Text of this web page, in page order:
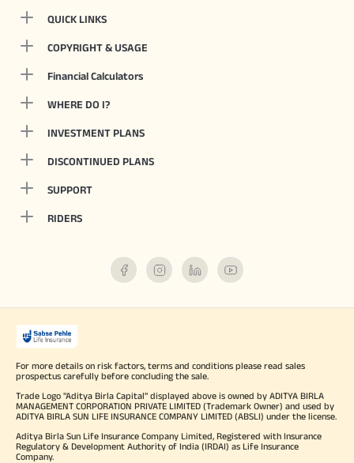
QUICK LINKS
COPYRIGHT & USAGE
Financial Calculators
WHERE DO I?
INVESTMENT PLANS
DISCONTINUED PLANS
SUPPORT
RIDERS
For more details on risk factors, terms and conditions please read sales
prospectus carefully before concluding the sale.
Trade Logo "Aditya Birla Capital" displayed above is owned by ADITYA BIRLA
MANAGEMENT CORPORATION PRIVATE LIMITED (Trademark Owner) and used by
ADITYA BIRLA SUN LIFE INSURANCE COMPANY LIMITED (ABSLI) under the license.
Aditya Birla Sun Life Insurance Company Limited, Registered with Insurance
Regulatory & Development Authority of India (IRDAI) as Life Insurance
Company.